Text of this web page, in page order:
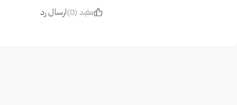
مفيد (0)
ارسال رد